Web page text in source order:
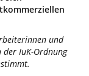
und
der IuK-Ordnung